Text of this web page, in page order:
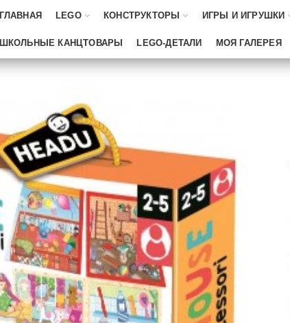
ГЛАВНАЯ LEGO КОНСТРУКТОРЫ ИГРЫ И ИГРУШКИ
ШКОЛЬНЫЕ КАНЦТОВАРЫ LEGO-ДЕТАЛИ МОЯ ГАЛЕРЕЯ